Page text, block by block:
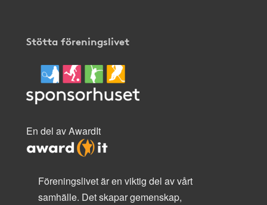
Stötta föreningslivet
En del av AwardIt
Föreningslivet är en viktig del av vårt
samhälle. Det skapar gemenskap,